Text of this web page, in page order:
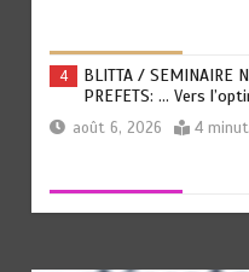
4
BLITTA / SEMINAIRE
PREFETS: … Vers
août 6, 2026 4
5
RECHERCHE ET